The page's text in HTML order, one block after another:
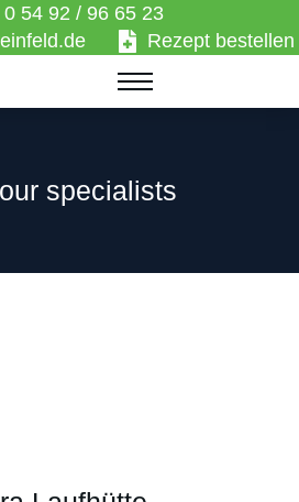
0 54 92 / 96 65 23
Rezept bestellen
specialists